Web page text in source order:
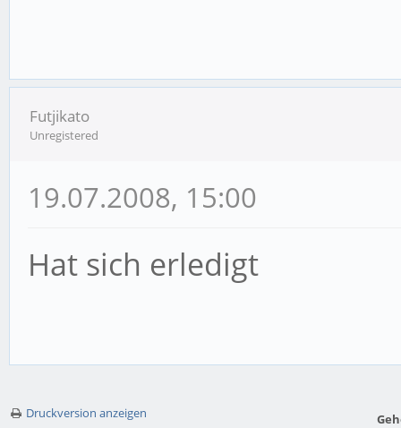
Futjikato
Unregistered
19.07.2008, 15:00
Hat sich erledigt
Druckversion anzeigen